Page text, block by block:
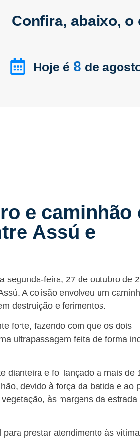
Confira, abaixo,
Hoje é 8 de
e caminhão
Assú e
segunda-feira, 27 de outubro de
A colisão envolveu um
destruição e ferimentos.
forte, fazendo com que os dois
ultrapassagem feita de forma
dianteira e foi lançado a mais de
devido à força da batida e ao
às margens da
prestar atendimento às